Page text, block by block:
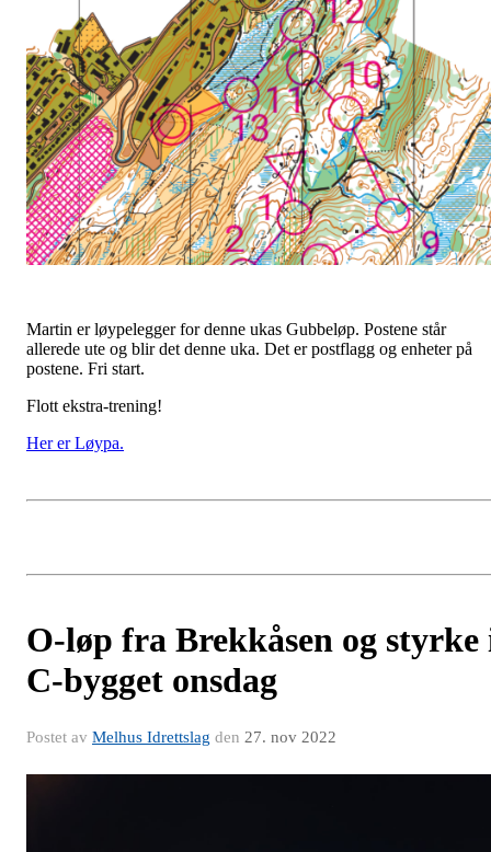
Martin er løypelegger for denne ukas Gubbeløp. Postene står
allerede ute og blir det denne uka. Det er postflagg og enheter på
postene. Fri start.
Flott ekstra-trening!
Her er Løypa.
O-løp fra Brekkåsen og styrke
C-bygget onsdag
Postet av Melhus Idrettslag den 27. nov 2022